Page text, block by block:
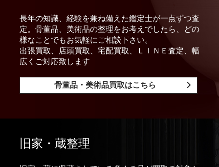
長年の知識、経験を兼ね備えた鑑定士が一点ずつ査
定。骨董品、美術品の整理をお考えでしたら、どの
様なことでもお気軽にご相談下さい。
出張買取、店頭買取、宅配買取、ＬＩＮＥ査定、幅
広くご対応致します
骨董品・美術品買取はこちら
旧家・蔵整理